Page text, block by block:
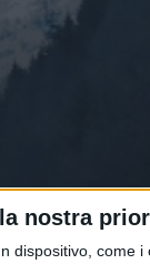
nostra
dispositivo, come i
dei